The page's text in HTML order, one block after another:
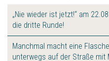
„Nie wieder ist jetzt!“ am
die dritte Runde!
Manchmal macht eine
unterwegs auf der Straße mit